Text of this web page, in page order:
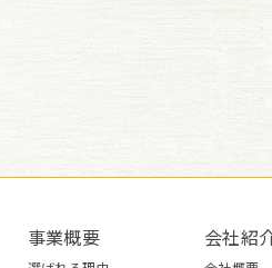
事業概要 会社紹